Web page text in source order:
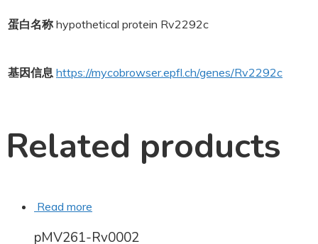
蛋白名称 hypothetical protein Rv2292c
基因信息 https://mycobrowser.epfl.ch/genes/Rv2292c
Related products
Read more
pMV261-Rv0002